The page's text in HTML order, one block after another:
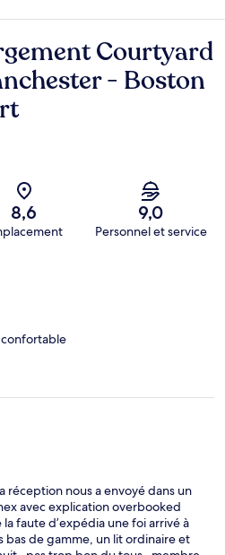
Courtyard
- Boston
8,6 9,0
Personnel et service
confortable
réception nous a envoyé dans un
avec explication overbooked
faute d’expédia une foi arrivé à
de gamme, un lit ordinaire et